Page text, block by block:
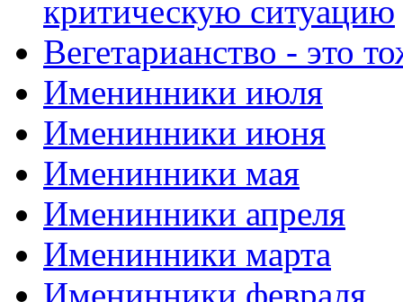
критическую ситуацию
Вегетарианство - это
Именинники июля
Именинники июня
Именинники мая
Именинники апреля
Именинники марта